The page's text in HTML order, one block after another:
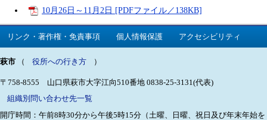
10月26日～11月2日 [PDFファイル／138KB]
リンク・著作権・免責事項 個人情報保護 アクセシビリティ
萩市 （ 役所への行き方 ）
〒758-8555 山口県萩市大字江向510番地 0838-25-3131(代表)
組織別問い合わせ先一覧
開庁時間：午前8時30分から午後5時15分（土曜、日曜、祝日及び年末年始を